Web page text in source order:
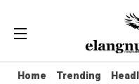
Home Trending
Home Trending